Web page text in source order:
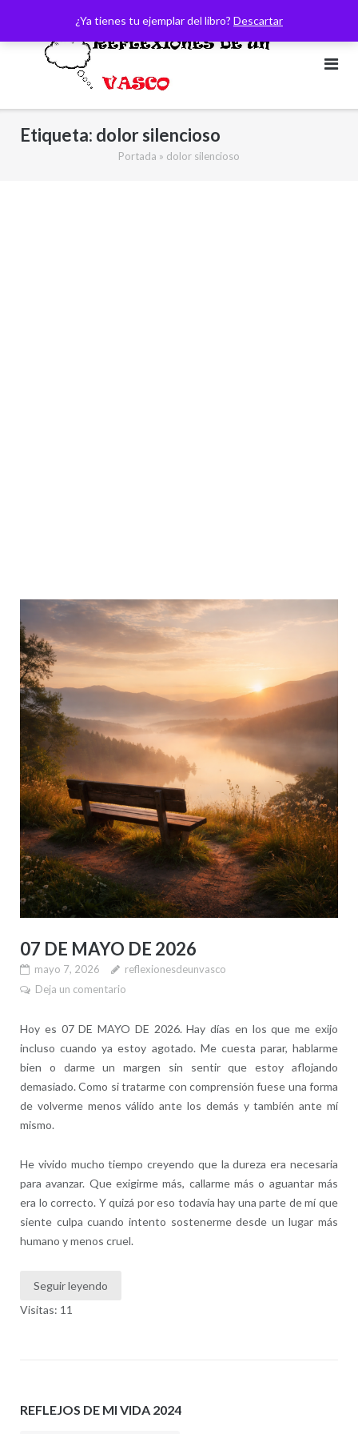
¿Ya tienes tu ejemplar del libro? Descartar
contenido
Etiqueta: dolor silencioso
Portada » dolor silencioso
07 DE MAYO DE 2026
mayo 7, 2026
reflexionesdeunvasco
Deja un comentario
Hoy es 07 DE MAYO DE 2026. Hay días en los que me exijo
incluso cuando ya estoy agotado. Me cuesta parar, hablarme
bien o darme un margen sin sentir que estoy aflojando
demasiado. Como si tratarme con comprensión fuese una forma
de volverme menos válido ante los demás y también ante mí
mismo.
He vivido mucho tiempo creyendo que la dureza era necesaria
para avanzar. Que exigirme más, callarme más o aguantar más
era lo correcto. Y quizá por eso todavía hay una parte de mí que
siente culpa cuando intento sostenerme desde un lugar más
humano y menos cruel.
Seguir leyendo
Visitas: 11
REFLEJOS DE MI VIDA 2024